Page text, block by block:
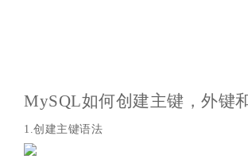
MySQL如何创建主键，外键
1.创建主键语法